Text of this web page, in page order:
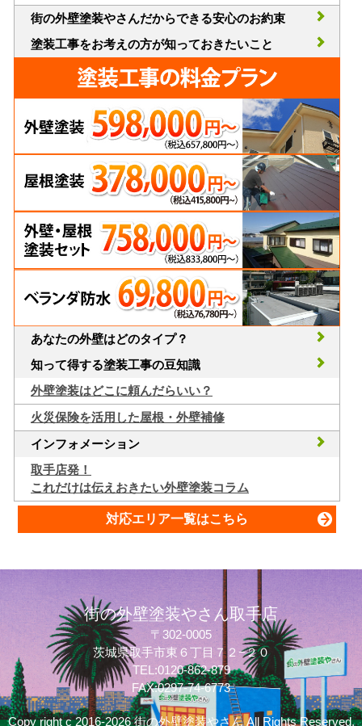
街の外壁塗装やさんだからできる安心のお約束
塗装工事をお考えの方が知っておきたいこと
あなたの外壁はどのタイプ？
知って得する塗装工事の豆知識
外壁塗装はどこに頼んだらいい？
火災保険を活用した屋根・外壁補修
インフォメーション
取手店発！
これだけは伝えおきたい外壁塗装コラム
対応エリア一覧はこちら
街の外壁塗装やさん取手店
〒302-0005
茨城県取手市東６丁目７２−２０
TEL:0120-862-879
FAX:0297-74-6773
Copy right c 2016-2026 街の外壁塗装やさん All Rights Reserved.